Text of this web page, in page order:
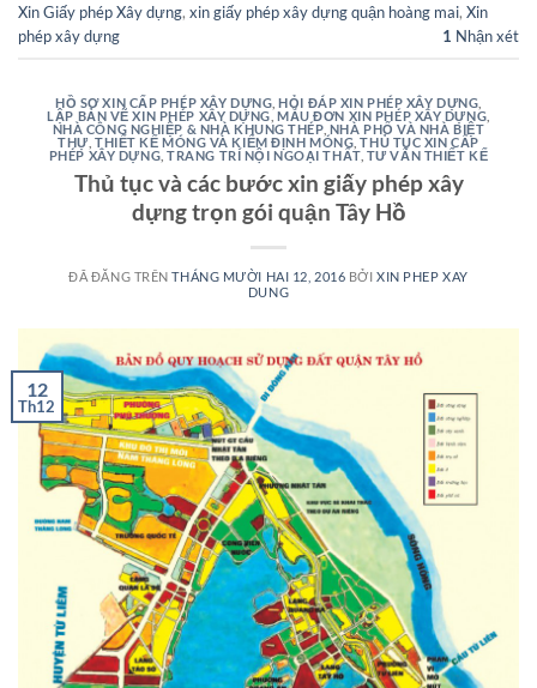
Xin Giấy phép Xây dựng, xin giấy phép xây dựng quận hoàng mai, Xin
phép xây dựng
1 Nhận xét
HỒ SƠ XIN CẤP PHÉP XÂY DỰNG ,HỎI ĐÁP XIN PHÉP XÂY DỰNG
LẬP BẢN VẼ XIN PHÉP XÂY DỰNG,MẪU ĐƠN XIN PHÉP XÂY DỰNG
NHÀ CÔNG NGHIỆP & NHÀ KHUNG THÉP, NHÀ PHỐ VÀ NHÀ BIỆT
THỰ THIẾT KẾ MÓNG VÀ KIỂM ĐỊNH MÓNG ,THỦ TỤC XIN CẤP
PHÉP XÂY DỰNG ,TRANG TRÍ NỘI NGOẠI THẤT, TƯ VẤN THIẾT KẾ
Thủ tục và các bước xin giấy phép xây
dựng trọn gói quận Tây Hồ
ĐÃ ĐĂNG TRÊNTHÁNG MƯỜI HAI 12, 2016 BỞIXIN PHEP XAY
DUNG
12
Th12